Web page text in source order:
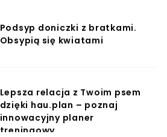
Podsyp doniczki z bratkami.
Obsypią się kwiatami
Lepsza relacja z Twoim psem
dzięki hau.plan – poznaj
innowacyjny planer
treningowy